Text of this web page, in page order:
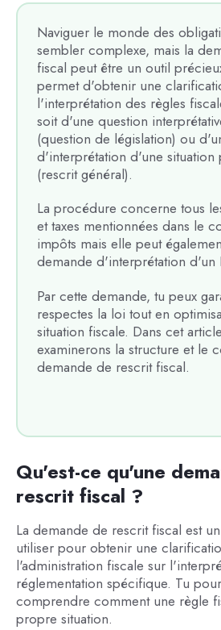
Naviguer le monde des
sembler complexe, mais la
fiscal peut être un outil
permet d'obtenir une
l'interprétation des règles
soit d'une question
(question de législation) ou
d'interprétation d'une situation
(rescrit général).
La procédure concerne tous
et taxes mentionnées dans le
impôts mais elle peut
demande d'interprétation d'un
Par cette demande, tu peux
respectes la loi tout en
situation fiscale. Dans cet
examinerons la structure et le
demande de rescrit fiscal.
Qu'est-ce qu'une
rescrit fiscal ?
La demande de rescrit fiscal est
utiliser pour obtenir une
l'administration fiscale sur
réglementation spécifique. Tu
comprendre comment une règle
propre situation.